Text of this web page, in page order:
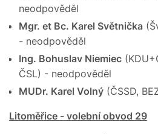
neodpověděl
Mgr. et Bc. Karel Světnička
- neodpověděl
Ing. Bohuslav Niemiec
ČSL) - neodpověděl
MUDr. Karel Volný (ČSSD,
Litoměřice - volební obvod 29